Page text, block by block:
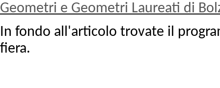
Geometri e Geometri Laureati di
In fondo all'articolo trovate il
fiera.